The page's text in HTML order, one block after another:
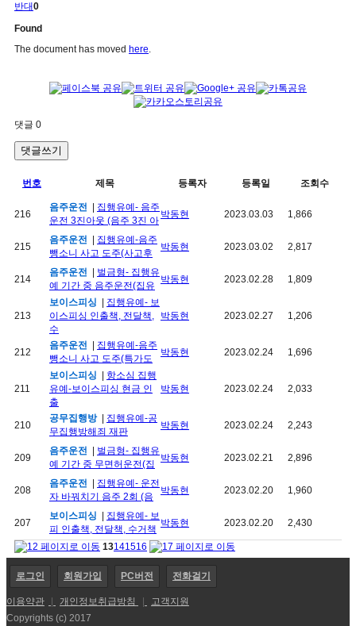
반대0
Found
The document has moved here.
댓글 0
댓글쓰기
번호 제목 등록자 등록일 조회수
216
음주운전
집행유예- 음주
운전 3진아웃 (음주 3진 아
박동현 2023.03.03 1,866
215
음주운전
집행유예-음주
뺑소니 사고 도주(사고후
박동현 2023.03.02 2,817
214
음주운전
벌금형- 집행유
예 기간 중 음주운전(집유
박동현 2023.02.28 1,809
213
보이스피싱
집행유예- 보
이스피싱 인출책, 전달책,
수
박동현 2023.02.27 1,206
212
음주운전
집행유예-음주
뺑소니 사고 도주(특가도
박동현 2023.02.24 1,696
211
보이스피싱
항소심 집행
유예-보이스피싱 현금 인
출
박동현 2023.02.24 2,033
210
공무집행방| 집행유예-공
무집행방해죄 재판
박동현 2023.02.24 2,243
209
음주운전
벌금형- 집행유
예 기간 중 무면허운전(집
박동현 2023.02.21 2,896
208
음주운전
집행유예- 운전
자 바꿔치기 음주 2회 (음
박동현 2023.02.20 1,960
207
보이스피싱
집행유예- 보
피 인출책, 전달책, 수거책
박동현 2023.02.20 2,430
13141516
로그인 회원가입 PC버전 전화걸기
이용약관 개인정보취급방침
고객지원
Copyrights (c) 2017